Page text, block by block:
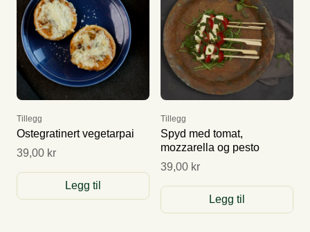
Tillegg
Ostegratinert vegetarpai
39,00 kr
Legg til
Tillegg
Spyd med tomat,
mozzarella og pesto
39,00 kr
Legg til